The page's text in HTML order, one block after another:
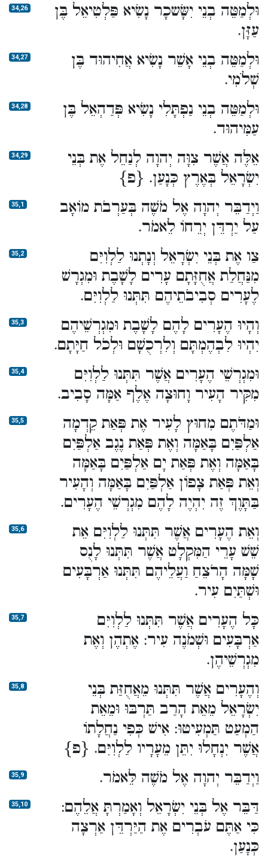
34,26
וּלְמַטֵּה בְנֵי יִשָּׂשכָר נָשִׂיא פַּלְטִיאֵל בֶּן
עַזָּן.
34,27
וּלְמַטֵּה בְנֵי אָשֵׁר נָשִׂיא אֲחִיהוּד בֶּן
שְׁלֹמִי.
34,28
וּלְמַטֵּה בְנֵי נַפְתָּלִי נָשִׂיא פְּדַהְאֵל בֶּן
עַמִּיהוּד.
34,29
אֵלֶּה אֲשֶׁר צִוָּה יְהוָה לְנַחֵל אֶת בְּנֵי
יִשְׂרָאֵל בְּאֶרֶץ כְּנָעַן. {פ}
35,1
וַיְדַבֵּר יְהוָה אֶל מֹשֶׁה בְּעַרְבֹת מוֹאָב
עַל יַרְדֵּן יְרֵחוֹ לֵאמֹר.
35,2
צַו אֶת בְּנֵי יִשְׂרָאֵל וְנָתְנוּ לַלְוִיִּם
מִנַּחֲלַת אֲחֻזָּתָם עָרִים לָשָׁבֶת וּמִגְרָשׁ
לֶעָרִים סְבִיבֹתֵיהֶם תִּתְּנוּ לַלְוִיִּם.
35,3
וְהָיוּ הֶעָרִים לָהֶם לָשָׁבֶת וּמִגְרְשֵׁיהֶם
יִהְיוּ לִבְהֶמְתָּם וְלִרְכֻשָׁם וּלְכֹל חַיָּתָם.
35,4
וּמִגְרְשֵׁי הֶעָרִים אֲשֶׁר תִּתְּנוּ לַלְוִיִּם
מִקִּיר הָעִיר וָחוּצָה אֶלֶף אַמָּה סָבִיב.
35,5
וּמַדֹּתֶם מִחוּץ לָעִיר אֶת פְּאַת קֵדְמָה
אַלְפַּיִם בָּאַמָּה וְאֶת פְּאַת נֶגֶב אַלְפַּיִם
בָּאַמָּה וְאֶת פְּאַת יָם אַלְפַּיִם בָּאַמָּה
וְאֵת פְּאַת צָפוֹן אַלְפַּיִם בָּאַמָּה וְהָעִיר
בַּתָּוֶךְ זֶה יִהְיֶה לָהֶם מִגְרְשֵׁי הֶעָרִים.
35,6
וְאֵת הֶעָרִים אֲשֶׁר תִּתְּנוּ לַלְוִיִּם אֵת
שֵׁשׁ עָרֵי הַמִּקְלָט אֲשֶׁר תִּתְּנוּ לָנֻס
שָׁמָּה הָרֹצֵחַ וַעֲלֵיהֶם תִּתְּנוּ אַרְבָּעִים
וּשְׁתַּיִם עִיר.
35,7
כָּל הֶעָרִים אֲשֶׁר תִּתְּנוּ לַלְוִיִּם
אַרְבָּעִים וּשְׁמֹנֶה עִיר: אֶתְהֶן וְאֶת
מִגְרְשֵׁיהֶן.
35,8
וְהֶעָרִים אֲשֶׁר תִּתְּנוּ מֵאֲחֻזַּת בְּנֵי
יִשְׂרָאֵל מֵאֵת הָרַב תַּרְבּוּ וּמֵאֵת
הַמְעַט תַּמְעִיטוּ: אִישׁ כְּפִי נַחֲלָתוֹ
אֲשֶׁר יִנְחָלוּ יִתֵּן מֵעָרָיו לַלְוִיִּם. {פ}
35,9 וַיְדַבֵּר יְהוָה אֶל מֹשֶׁה לֵּאמֹר.
35,10
דַּבֵּר אֶל בְּנֵי יִשְׂרָאֵל וְאָמַרְתָּ אֲלֵהֶם:
כִּי אַתֶּם עֹבְרִים אֶת הַיַּרְדֵּן אַרְצָה
כְּנָעַן.